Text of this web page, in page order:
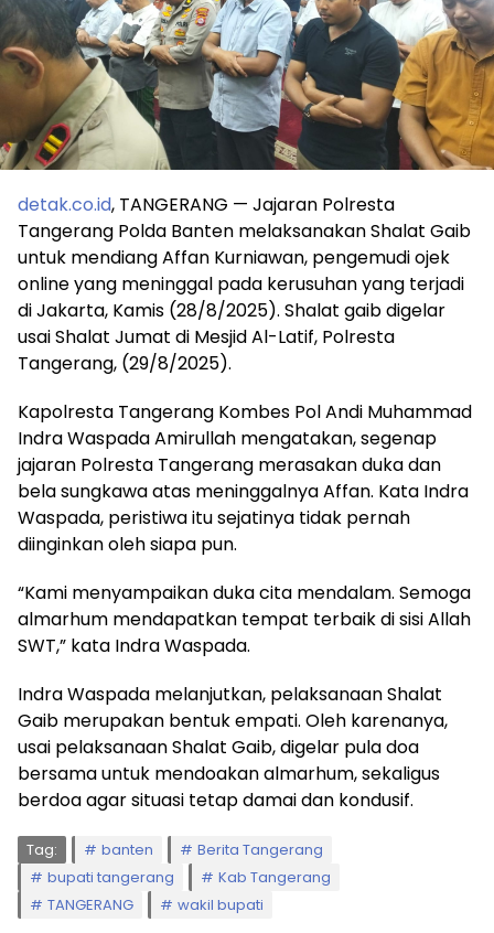
detak.co.id, TANGERANG — Jajaran Polresta
Tangerang Polda Banten melaksanakan Shalat Gaib
untuk mendiang Affan Kurniawan, pengemudi ojek
online yang meninggal pada kerusuhan yang terjadi
di Jakarta, Kamis (28/8/2025). Shalat gaib digelar
usai Shalat Jumat di Mesjid Al-Latif, Polresta
Tangerang, (29/8/2025).
Kapolresta Tangerang Kombes Pol Andi Muhammad
Indra Waspada Amirullah mengatakan, segenap
jajaran Polresta Tangerang merasakan duka dan
bela sungkawa atas meninggalnya Affan. Kata Indra
Waspada, peristiwa itu sejatinya tidak pernah
diinginkan oleh siapa pun.
“Kami menyampaikan duka cita mendalam. Semoga
almarhum mendapatkan tempat terbaik di sisi Allah
SWT,” kata Indra Waspada.
Indra Waspada melanjutkan, pelaksanaan Shalat
Gaib merupakan bentuk empati. Oleh karenanya,
usai pelaksanaan Shalat Gaib, digelar pula doa
bersama untuk mendoakan almarhum, sekaligus
berdoa agar situasi tetap damai dan kondusif.
Tag: banten
Berita Tangerang
bupati tangerang
Kab Tangerang
TANGERANG
wakil bupati